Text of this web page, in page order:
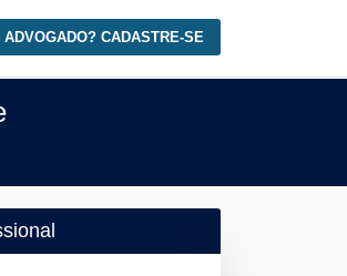
ADVOGADO? CADASTRE-SE